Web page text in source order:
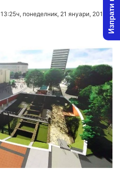
13:25ч, понеделник, 21 януари, 2019